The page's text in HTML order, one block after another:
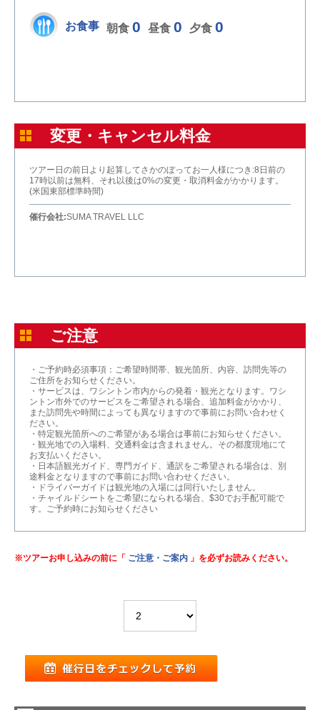
お食事 朝食 0 昼食 0 夕食 0
変更・キャンセル料金
ツアー日の前日より起算してさかのぼってお一人様につき:8日前の
17時以前は無料、それ以後は0%の変更・取消料金がかかります。
(米国東部標準時間)
催行会社:SUMA TRAVEL LLC
ご注意
・ご予約時必須事項：ご希望時間帯、観光箇所、内容、訪問先等の
ご住所をお知らせください。
・サービスは、ワシントン市内からの発着・観光となります。ワシ
ントン市外でのサービスをご希望される場合、追加料金がかかり、
また訪問先や時間によっても異なりますので事前にお問い合わせく
ださい。
・特定観光箇所へのご希望がある場合は事前にお知らせください。
・観光地での入場料、交通料金は含まれません。その都度現地にて
お支払いください。
・日本語観光ガイド、専門ガイド、通訳をご希望される場合は、別
途料金となりますので事前にお問い合わせください。
・ドライバーガイドは観光地の入場には同行いたしません。
・チャイルドシートをご希望になられる場合、$30でお手配可能で
す。ご予約時にお知らせください
※ツアーお申し込みの前に「 ご注意・ご案内 」を必ずお読みください。